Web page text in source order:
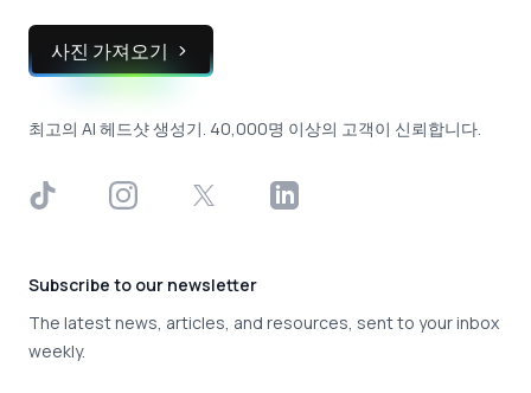
사진 가져오기
최고의 AI 헤드샷 생성기. 40,000명 이상의 고객이 신뢰합니다.
TikTok InstagramX LinkedIn
Subscribe to our newsletter
The latest news, articles, and resources, sent to your inbox
weekly.